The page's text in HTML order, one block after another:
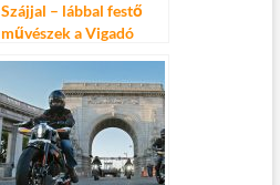
Szájjal – lábbal festő
művészek a Vigadó